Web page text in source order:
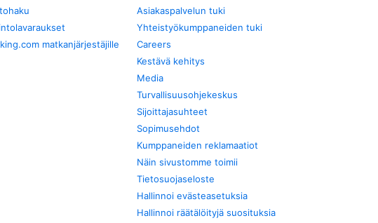
matkanjärjestäjille
Asiakaspalvelun tuki
Yhteistyökumppaneiden tuki
Careers
Kestävä kehitys
Media
Turvallisuusohjekeskus
Sijoittajasuhteet
Sopimusehdot
Kumppaneiden reklamaatiot
Näin sivustomme toimii
Tietosuojaseloste
Hallinnoi evästeasetuksia
Hallinnoi räätälöityjä suosituksia